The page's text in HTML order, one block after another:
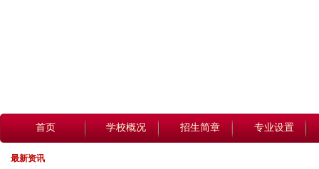
首页 学校概况 招生简章 专业设置
最新资讯